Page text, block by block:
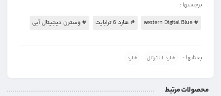
برچسبها :
# western Digital Blue # هارد 6 ترابایت # وسترن دیجیتال آبی
بخشها : هارد اینترنال هارد
محصولات مرتبط